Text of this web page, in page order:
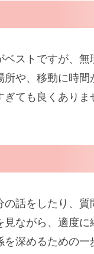
ストですが、
や、移動に時
ぎても良くあり
話をしたり、
ながら、適度
深めるための